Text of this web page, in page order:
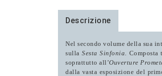
Descrizione
Nel secondo volume della sua
sullaSesta Sinfonia. Composta
soprattutto all’Ouverture
dalla vasta esposizione del